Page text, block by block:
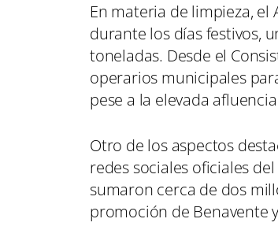
En materia de limpieza,
durante los días festivos,
toneladas. Desde el
operarios municipales
pese a la elevada
Otro de los aspectos
redes sociales oficiales
sumaron cerca de dos
promoción de Benavente